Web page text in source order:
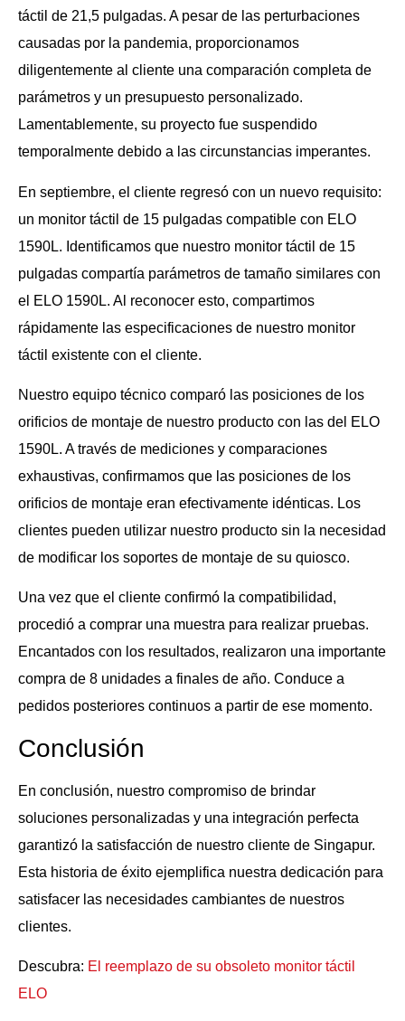
táctil de 21,5 pulgadas. A pesar de las perturbaciones
causadas por la pandemia, proporcionamos
diligentemente al cliente una comparación completa de
parámetros y un presupuesto personalizado.
Lamentablemente, su proyecto fue suspendido
temporalmente debido a las circunstancias imperantes.
En septiembre, el cliente regresó con un nuevo requisito:
un monitor táctil de 15 pulgadas compatible con ELO
1590L. Identificamos que nuestro monitor táctil de 15
pulgadas compartía parámetros de tamaño similares con
el ELO 1590L. Al reconocer esto, compartimos
rápidamente las especificaciones de nuestro monitor
táctil existente con el cliente.
Nuestro equipo técnico comparó las posiciones de los
orificios de montaje de nuestro producto con las del ELO
1590L. A través de mediciones y comparaciones
exhaustivas, confirmamos que las posiciones de los
orificios de montaje eran efectivamente idénticas. Los
clientes pueden utilizar nuestro producto sin la necesidad
de modificar los soportes de montaje de su quiosco.
Una vez que el cliente confirmó la compatibilidad,
procedió a comprar una muestra para realizar pruebas.
Encantados con los resultados, realizaron una importante
compra de 8 unidades a finales de año. Conduce a
pedidos posteriores continuos a partir de ese momento.
Conclusión
En conclusión, nuestro compromiso de brindar
soluciones personalizadas y una integración perfecta
garantizó la satisfacción de nuestro cliente de Singapur.
Esta historia de éxito ejemplifica nuestra dedicación para
satisfacer las necesidades cambiantes de nuestros
clientes.
Descubra: El reemplazo de su obsoleto monitor táctil
ELO